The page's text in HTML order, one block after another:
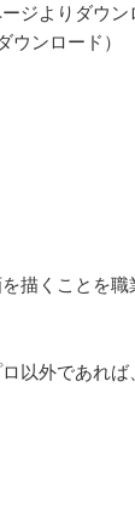
ジよりダウン
ウンロード）
描くことを
以外であれ